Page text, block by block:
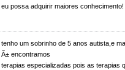
eu possa adquirir maiores conhecimento!
tenho um sobrinho de 5 anos autista,e
Ã± encontramos
terapias especializadas pois as terapias